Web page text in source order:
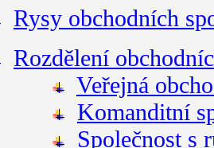
Rysy obchodních
Rozdělení
Veřejná
Komanditní
Společnost s